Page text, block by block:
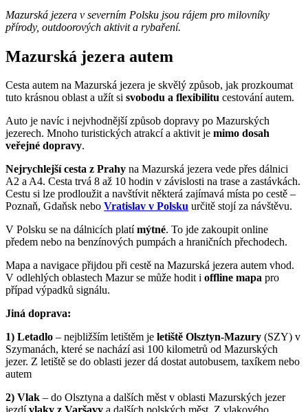
Mazurská jezera v severním Polsku jsou rájem pro milovníky
přírody, outdoorových aktivit a rybaření.
Mazurská jezera autem
Cesta autem na Mazurská jezera je skvělý způsob, jak prozkoumat
tuto krásnou oblast a užít si svobodu a flexibilitu cestování autem.
Auto je navíc i nejvhodnější způsob dopravy po Mazurských
jezerech. Mnoho turistických atrakcí a aktivit je mimo dosah
veřejné dopravy.
Nejrychlejší cesta z Prahy na Mazurská jezera vede přes dálnici
A2 a A4. Cesta trvá 8 až 10 hodin v závislosti na trase a zastávkách.
Cestu si lze prodloužit a navštívit některá zajímavá místa po cestě –
Poznaň, Gdaňsk nebo Vratislav v Polsku určitě stojí za návštěvu.
V Polsku se na dálnicích platímýtné. To jde zakoupit online
předem nebo na benzínových pumpách a hraničních přechodech.
Mapa a navigace přijdou při cestě na Mazurská jezera autem vhod.
V odlehlých oblastech Mazur se může hodit i offline mapa pro
případ výpadků signálu.
Jiná doprava:
1) Letadlo – nejbližším letištěm je letiště Olsztyn-Mazury (SZY) v
Szymanách, které se nachází asi 100 kilometrů od Mazurských
jezer. Z letiště se do oblasti jezer dá dostat autobusem, taxíkem nebo
autem
2) Vlak – do Olsztyna a dalších měst v oblasti Mazurských jezer